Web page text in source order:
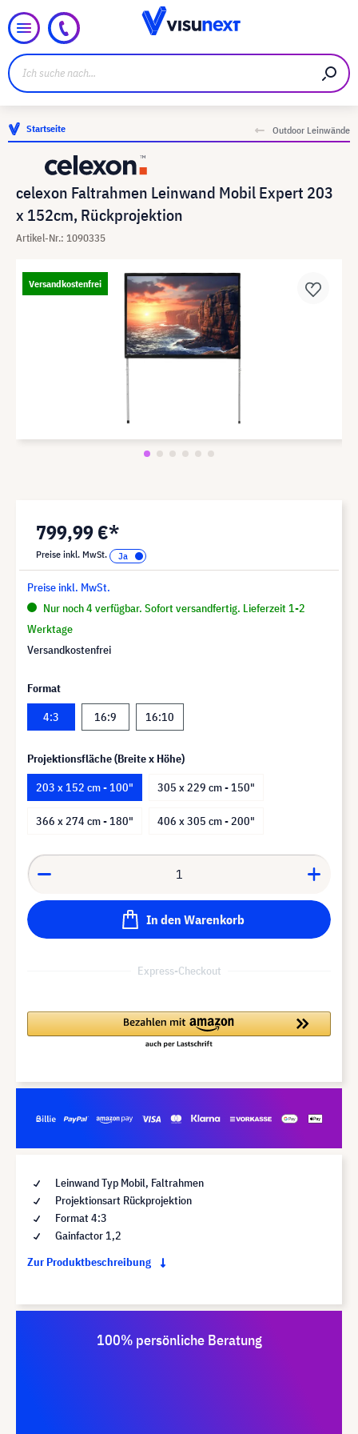
Startseite Outdoor Leinwände
celexon Faltrahmen Leinwand Mobil Expert 203
x 152cm, Rückprojektion
Artikel-Nr.: 1090335
Versandkostenfrei
799,99 €*
Preise inkl. MwSt.
Preise inkl. MwSt.
Nur noch 4 verfügbar. Sofort versandfertig. Lieferzeit 1-2
Werktage
Versandkostenfrei
Format
4:3
16:9 16:10
Projektionsfläche (Breite x Höhe)
203 x 152 cm - 100"
305 x 229 cm - 150"
366 x 274 cm - 180" 406 x 305 cm - 200"
In den Warenkorb
Express-Checkout
Leinwand Typ Mobil, Faltrahmen
Projektionsart Rückprojektion
Format 4:3
Gainfactor 1,2
Zur Produktbeschreibung
100% persönliche Beratung